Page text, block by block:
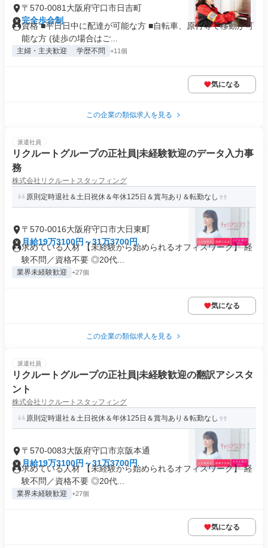
〒570-0081大阪府守口市日吉町
完全歩合制
資格 ■平日日中に配達が可能な方 ■自転車、原付等で移動が可
能な方 (徒歩の場合はご...
主婦・主夫歓迎 学歴不問 +11個
気になる
この企業の類似求人を見る
派遣社員
リクルートグループの正社員|未経験歓迎のデータ入力事
務
株式会社リクルートスタッフィング
原則定時退社＆土日祝休＆年休125日＆賞与あり＆転勤なし
〒570-0016大阪府守口市大日東町
月給19万3100円～31万3700円
求めている人材 【未経験から始められるオフィスワーク】 経
験不問／資格不要 ◎20代...
業界未経験歓迎 +27個
気になる
この企業の類似求人を見る
派遣社員
リクルートグループの正社員|未経験歓迎の翻訳アシスタ
ント
株式会社リクルートスタッフィング
原則定時退社＆土日祝休＆年休125日＆賞与あり＆転勤なし
〒570-0083大阪府守口市京阪本通
月給19万3100円～31万3700円
求めている人材 【未経験から始められるオフィスワーク】 経
験不問／資格不要 ◎20代...
業界未経験歓迎 +27個
気になる